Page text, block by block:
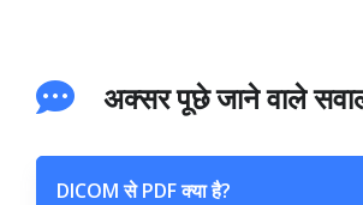
अक्सर पूछे जाने वाले
DICOM से PDF क्या है?